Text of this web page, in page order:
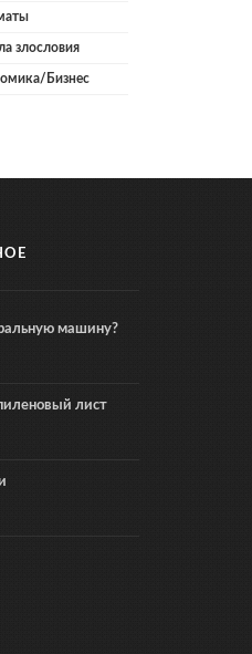
злословия
Бизнес
машину?
лист